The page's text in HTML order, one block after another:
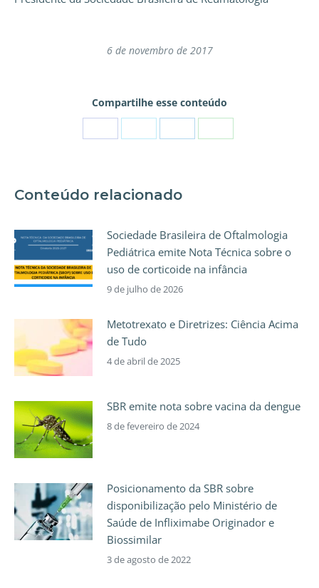
6 de novembro de 2017
Compartilhe esse conteúdo
Conteúdo relacionado
Sociedade Brasileira de Oftalmologia
Pediátrica emite Nota Técnica sobre o
uso de corticoide na infância
9 de julho de 2026
Metotrexato e Diretrizes: Ciência Acima
de Tudo
4 de abril de 2025
SBR emite nota sobre vacina da dengue
8 de fevereiro de 2024
Posicionamento da SBR sobre
disponibilização pelo Ministério de
Saúde de Infliximabe Originador e
Biossimilar
3 de agosto de 2022